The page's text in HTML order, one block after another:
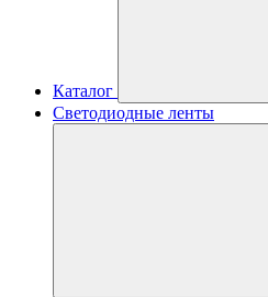
Каталог
Светодиодные ленты